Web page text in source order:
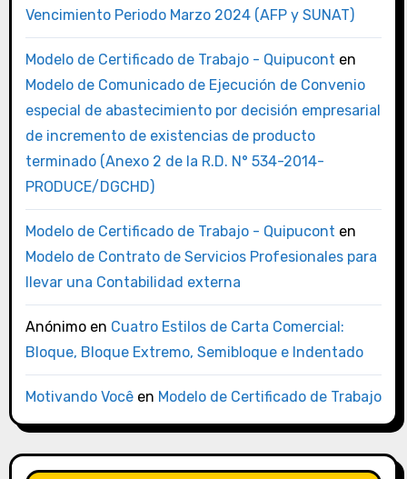
Vencimiento Periodo Marzo 2024 (AFP y SUNAT)
Modelo de Certificado de Trabajo - Quipucont en
Modelo de Comunicado de Ejecución de Convenio
especial de abastecimiento por decisión empresarial
de incremento de existencias de producto
terminado (Anexo 2 de la R.D. N° 534-2014-
PRODUCE/DGCHD)
Modelo de Certificado de Trabajo - Quipucont en
Modelo de Contrato de Servicios Profesionales para
llevar una Contabilidad externa
Anónimoen Cuatro Estilos de Carta Comercial:
Bloque, Bloque Extremo, Semibloque e Indentado
Motivando Vocêen Modelo de Certificado de Trabajo